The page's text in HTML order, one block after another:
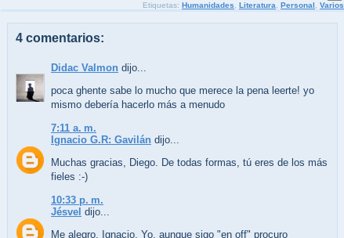
Etiquetas: Humanidades Literatura Personal Varios
4 comentarios:
Didac Valmon dijo...
poca ghente sabe lo mucho que merece la pena leerte! yo
mismo debería hacerlo más a menudo
7:11 a. m.
Ignacio G.R: Gavilán dijo...
Muchas gracias, Diego. De todas formas, tú eres de los más
fieles :-)
10:33 p. m.
Jésvel dijo...
Me alegro, Ignacio. Yo, aunque sigo "en off" procuro